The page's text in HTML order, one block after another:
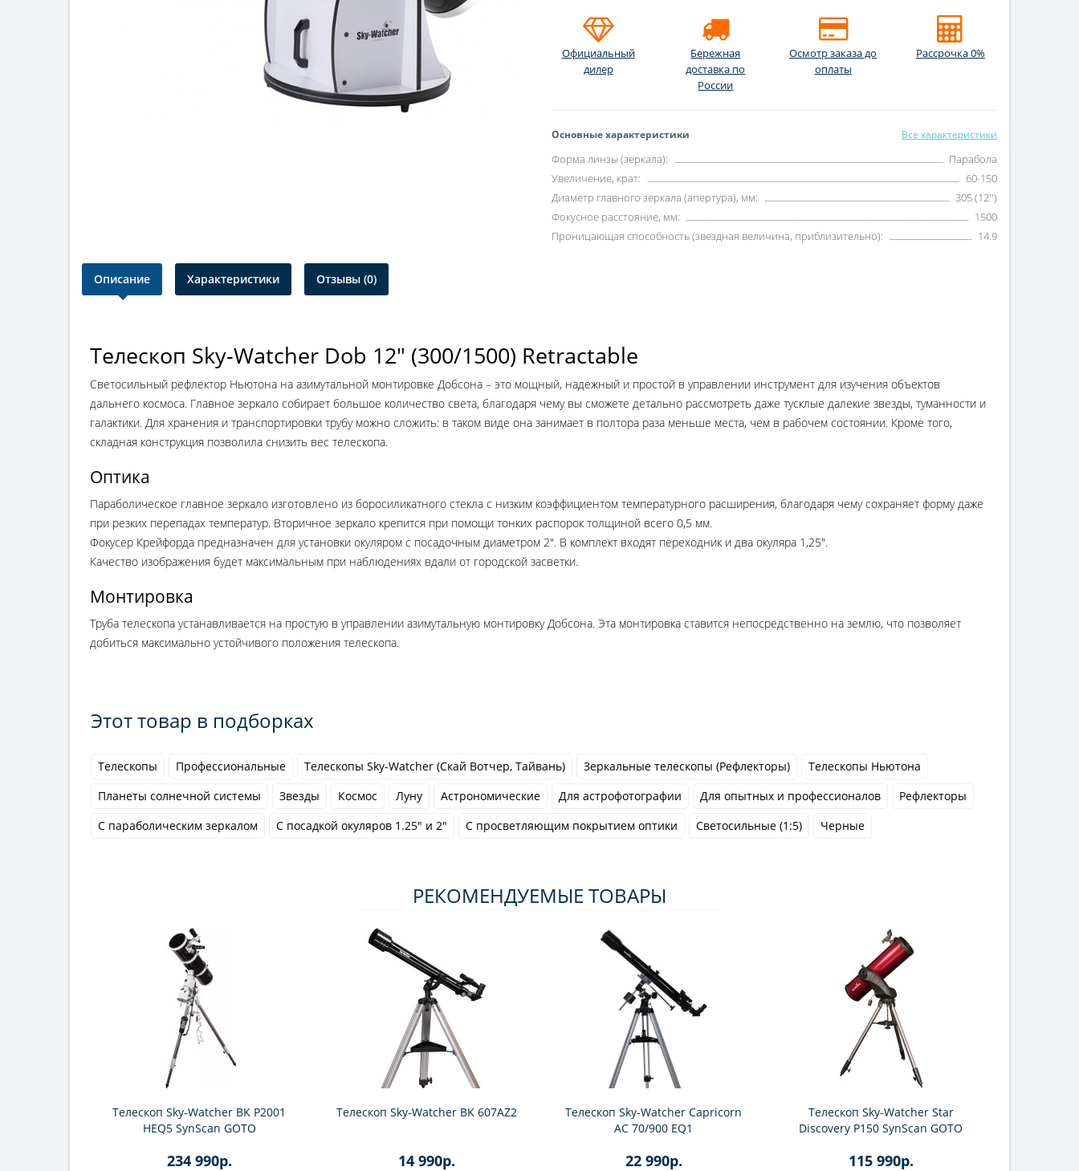
Официальный
дилер
Бережная
доставка по
России
Осмотр заказа до
оплаты
Рассрочка 0%
Основные характеристики Все характеристики
Форма линзы (зеркала):
Парабола
Увеличение, крат:
60-150
Диаметр главного зеркала (апертура), мм:
305 (12'')
Фокусное расстояние, мм:
1500
Проницающая способность (звездная величина, приблизительно):
14.9
Описание Характеристики Отзывы (0)
Телескоп Sky-Watcher Dob 12" (300/1500) Retractable
Светосильный рефлектор Ньютона на азимутальной монтировке Добсона – это мощный, надежный и простой в управлении инструмент для изучения объектов
дальнего космоса. Главное зеркало собирает большое количество света, благодаря чему вы сможете детально рассмотреть даже тусклые далекие звезды, туманности и
галактики. Для хранения и транспортировки трубу можно сложить: в таком виде она занимает в полтора раза меньше места, чем в рабочем состоянии. Кроме того,
складная конструкция позволила снизить вес телескопа.
Оптика
Параболическое главное зеркало изготовлено из боросиликатного стекла с низким коэффициентом температурного расширения, благодаря чему сохраняет форму даже
при резких перепадах температур. Вторичное зеркало крепится при помощи тонких распорок толщиной всего 0,5 мм.
Фокусер Крейфорда предназначен для установки окуляром с посадочным диаметром 2". В комплект входят переходник и два окуляра 1,25".
Качество изображения будет максимальным при наблюдениях вдали от городской засветки.
Монтировка
Труба телескопа устанавливается на простую в управлении азимутальную монтировку Добсона. Эта монтировка ставится непосредственно на землю, что позволяет
добиться максимально устойчивого положения телескопа.
Этот товар в подборках
Телескопы Профессиональные Телескопы Sky-Watcher (Скай Вотчер, Тайвань) Зеркальные телескопы (Рефлекторы)
Телескопы Ньютона
Планеты солнечной системы
Звезды Космос Луну Астрономические Для астрофотографии Для опытных и профессионалов
Рефлекторы
С параболическим зеркалом
С посадкой окуляров 1.25" и 2" С просветляющим покрытием оптики Светосильные (1:5) Черные
РЕКОМЕНДУЕМЫЕ ТОВАРЫ
Телескоп Sky-Watcher BK P2001
HEQ5 SynScan GOTO
234 990р.
Телескоп Sky-Watcher BK 607AZ2
14 990р.
Телескоп Sky-Watcher Capricorn
AC 70/900 EQ1
22 990р.
Телескоп Sky-Watcher Star
Discovery P150 SynScan GOTO
115 990р.